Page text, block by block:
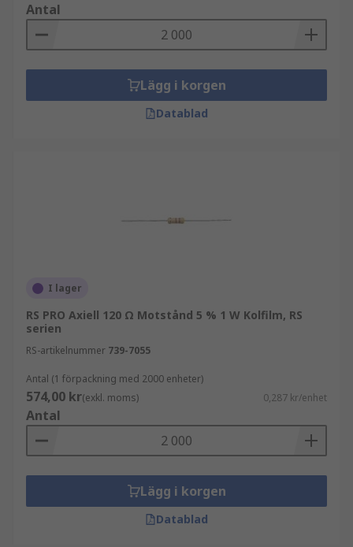
Antal
Lägg i korgen
Datablad
I lager
RS PRO Axiell 120 Ω Motstånd 5 % 1 W Kolfilm, RS
serien
RS-artikelnummer 739-7055
Antal (1 förpackning med 2000 enheter)
574,00 kr(exkl. moms) 0,287 kr/enhet
Antal
Lägg i korgen
Datablad